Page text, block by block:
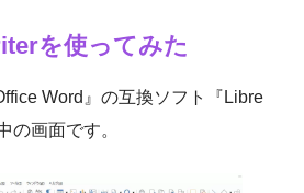
を使ってみた
Word』の互換ソフト『Libre
の画面です。